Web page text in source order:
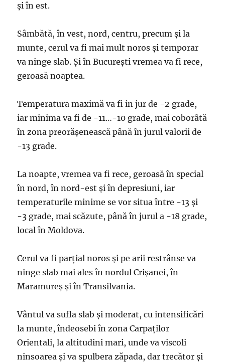
și în est.
Sâmbătă, în vest, nord, centru, precum și la
munte, cerul va fi mai mult noros și temporar
va ninge slab. Şi în Bucureşti vremea va fi rece,
geroasă noaptea.
Temperatura maximă va fi in jur de -2 grade,
iar minima va fi de -11…-10 grade, mai coborâtă
în zona preorășenească până în jurul valorii de
-13 grade.
La noapte, vremea va fi rece, geroasă în special
în nord, în nord-est și în depresiuni, iar
temperaturile minime se vor situa între -13 și
-3 grade, mai scăzute, până în jurul a -18 grade,
local în Moldova.
Cerul va fi parțial noros și pe arii restrânse va
ninge slab mai ales în nordul Crișanei, în
Maramureș și în Transilvania.
Vântul va sufla slab și moderat, cu intensificări
la munte, îndeosebi în zona Carpaților
Orientali, la altitudini mari, unde va viscoli
ninsoarea și va spulbera zăpada, dar trecător și